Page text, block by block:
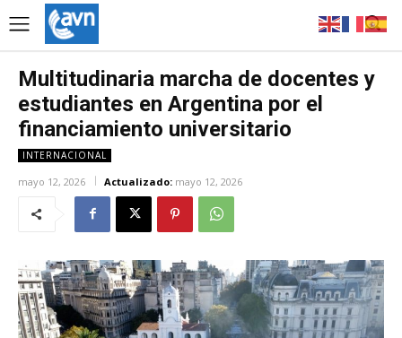
Multitudinaria marcha de docentes y
estudiantes en Argentina por el
financiamiento universitario
INTERNACIONAL
mayo 12, 2026 Actualizado: mayo 12, 2026